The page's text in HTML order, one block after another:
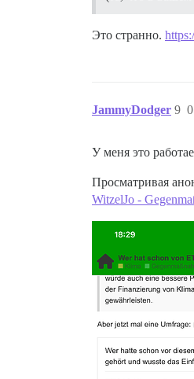
Это странно.
JammyDodger 9
У меня это
Просматривая
WitzelJo -